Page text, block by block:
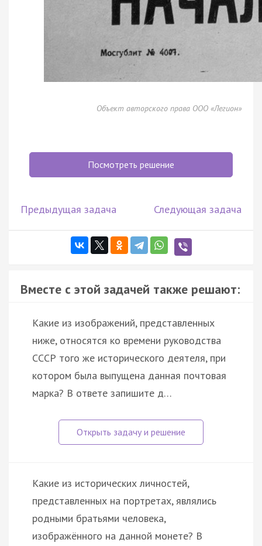
Объект авторского права ООО «Легион»
Посмотреть решение
Предыдущая задача Следующая задача
Вместе с этой задачей также решают:
Какие из изображений, представленных
ниже, относятся ко времени руководства
СССР того же исторического деятеля, при
котором была выпущена данная почтовая
марка? В ответе запишите д…
Какие из исторических личностей,
представленных на портретах, являлись
родными братьями человека,
изображённого на данной монете? В